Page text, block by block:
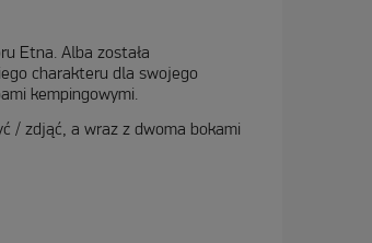
Etna. Alba została
charakteru dla swojego
kempingowymi.
/ zdjąć, a wraz z dwoma bokami